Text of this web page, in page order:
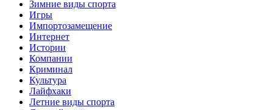
Зимние виды спорта
Игры
Импортозамещение
Интернет
Истории
Компании
Криминал
Культура
Лайфхаки
Летние виды спорта